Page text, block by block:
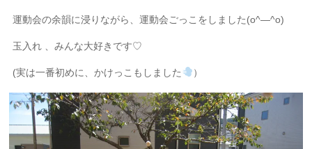
運動会の余韻に浸りながら、運動会ごっこをしました(o^―^o)
玉入れ 、みんな大好きです♡
(実は一番初めに、かけっこもしました ）